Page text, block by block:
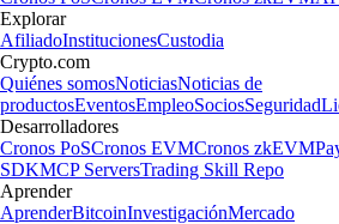
Explorar
AfiliadoInstitucionesCustodia
Crypto.com
Quiénes somosNoticiasNoticias de
productosEventosEmpleoSociosSeguridad
Desarrolladores
Cronos PoSCronos EVMCronos zkEVM
SDKMCP ServersTrading Skill Repo
Aprender
AprenderBitcoinInvestigaciónMercado